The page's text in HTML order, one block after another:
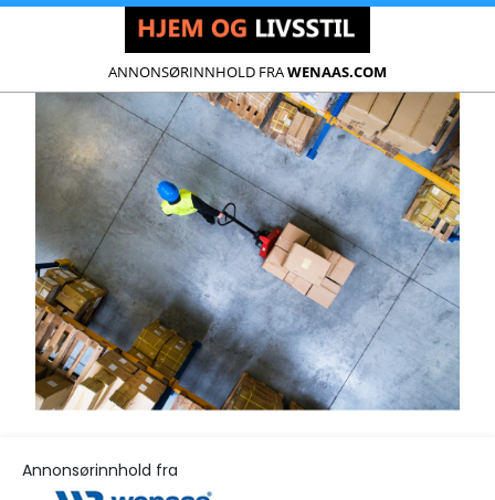
ANNONSØRINNHOLD FRAWENAAS.COM
Annonsørinnhold fra